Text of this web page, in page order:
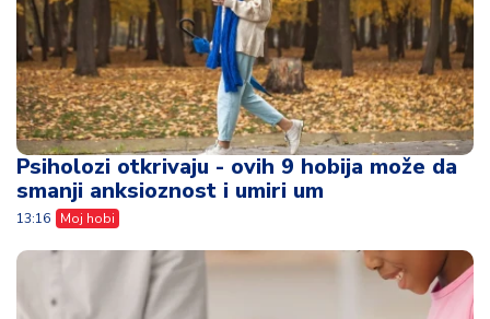
Psiholozi otkrivaju - ovih 9 hobija može da
smanji anksioznost i umiri um
13:16 Moj hobi